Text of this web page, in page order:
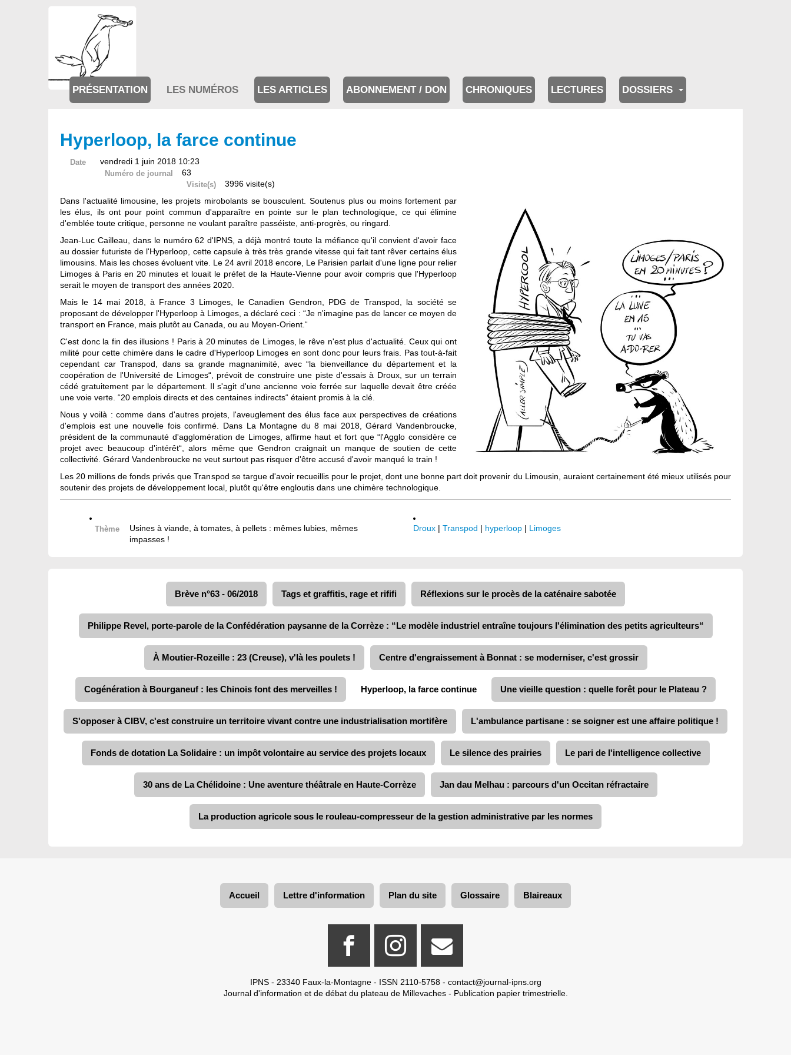
PRÉSENTATION LES NUMÉROS LES ARTICLES ABONNEMENT / DON CHRONIQUES LECTURES DOSSIERS
Hyperloop, la farce continue
Date vendredi 1 juin 2018 10:23
Numéro de journal 63
Visite(s)
3996 visite(s)
Dans l'actualité limousine, les projets mirobolants se bousculent. Soutenus plus ou moins fortement par
les élus, ils ont pour point commun d'apparaître en pointe sur le plan technologique, ce qui élimine
d'emblée toute critique, personne ne voulant paraître passéiste, anti-progrès, ou ringard.
Jean-Luc Cailleau, dans le numéro 62 d'IPNS, a déjà montré toute la méfiance qu'il convient d'avoir face
au dossier futuriste de l'Hyperloop, cette capsule à très très grande vitesse qui fait tant rêver certains élus
limousins. Mais les choses évoluent vite. Le 24 avril 2018 encore, Le Parisien parlait d'une ligne pour relier
Limoges à Paris en 20 minutes et louait le préfet de la Haute-Vienne pour avoir compris que l'Hyperloop
serait le moyen de transport des années 2020.
Mais le 14 mai 2018, à France 3 Limoges, le Canadien Gendron, PDG de Transpod, la société se
proposant de développer l'Hyperloop à Limoges, a déclaré ceci : “Je n'imagine pas de lancer ce moyen de
transport en France, mais plutôt au Canada, ou au Moyen-Orient.“
C'est donc la fin des illusions ! Paris à 20 minutes de Limoges, le rêve n'est plus d'actualité. Ceux qui ont
milité pour cette chimère dans le cadre d'Hyperloop Limoges en sont donc pour leurs frais. Pas tout-à-fait
cependant car Transpod, dans sa grande magnanimité, avec “la bienveillance du département et la
coopération de l'Université de Limoges“, prévoit de construire une piste d'essais à Droux, sur un terrain
cédé gratuitement par le département. Il s'agit d'une ancienne voie ferrée sur laquelle devait être créée
une voie verte. “20 emplois directs et des centaines indirects“ étaient promis à la clé.
Nous y voilà : comme dans d'autres projets, l'aveuglement des élus face aux perspectives de créations
d'emplois est une nouvelle fois confirmé. Dans La Montagne du 8 mai 2018, Gérard Vandenbroucke,
président de la communauté d'agglomération de Limoges, affirme haut et fort que “l'Agglo considère ce
projet avec beaucoup d'intérêt“, alors même que Gendron craignait un manque de soutien de cette
collectivité. Gérard Vandenbroucke ne veut surtout pas risquer d'être accusé d'avoir manqué le train !
Les 20 millions de fonds privés que Transpod se targue d'avoir recueillis pour le projet, dont une bonne part doit provenir du Limousin, auraient certainement été mieux utilisés pour
soutenir des projets de développement local, plutôt qu'être engloutis dans une chimère technologique.
Thème
Usines à viande, à tomates, à pellets : mêmes lubies, mêmes
impasses !
Droux | Transpod | hyperloop | Limoges
Brève n°63 - 06/2018 Tags et graffitis, rage et rififi Réflexions sur le procès de la caténaire sabotée
Philippe Revel, porte-parole de la Confédération paysanne de la Corrèze : “Le modèle industriel entraîne toujours l'élimination des petits agriculteurs“
À Moutier-Rozeille : 23 (Creuse), v'là les poulets ! Centre d'engraissement à Bonnat : se moderniser, c'est grossir
Cogénération à Bourganeuf : les Chinois font des merveilles ! Hyperloop, la farce continue Une vieille question : quelle forêt pour le Plateau ?
S'opposer à CIBV, c'est construire un territoire vivant contre une industrialisation mortifère L'ambulance partisane : se soigner est une affaire politique !
Fonds de dotation La Solidaire : un impôt volontaire au service des projets locaux Le silence des prairies Le pari de l'intelligence collective
30 ans de La Chélidoine : Une aventure théâtrale en Haute-Corrèze Jan dau Melhau : parcours d'un Occitan réfractaire
La production agricole sous le rouleau-compresseur de la gestion administrative par les normes
Accueil Lettre d'information Plan du site Glossaire Blaireaux
IPNS - 23340 Faux-la-Montagne - ISSN 2110-5758 - contact@journal-ipns.org
Journal d'information et de débat du plateau de Millevaches - Publication papier trimestrielle.